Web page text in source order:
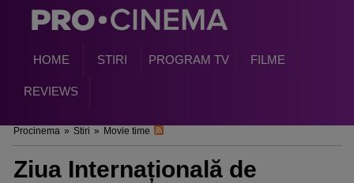
HOME STIRI PROGRAM TV FILME
REVIEWS
Procinema » Stiri » Movie time
Ziua Internațională de